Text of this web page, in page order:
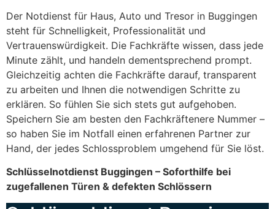
Der Notdienst für Haus, Auto und Tresor in Buggingen
steht für Schnelligkeit, Professionalität und
Vertrauenswürdigkeit. Die Fachkräfte wissen, dass jede
Minute zählt, und handeln dementsprechend prompt.
Gleichzeitig achten die Fachkräfte darauf, transparent
zu arbeiten und Ihnen die notwendigen Schritte zu
erklären. So fühlen Sie sich stets gut aufgehoben.
Speichern Sie am besten den Fachkräftenere Nummer –
so haben Sie im Notfall einen erfahrenen Partner zur
Hand, der jedes Schlossproblem umgehend für Sie löst.
Schlüsselnotdienst Buggingen – Soforthilfe bei
zugefallenen Türen & defekten Schlössern